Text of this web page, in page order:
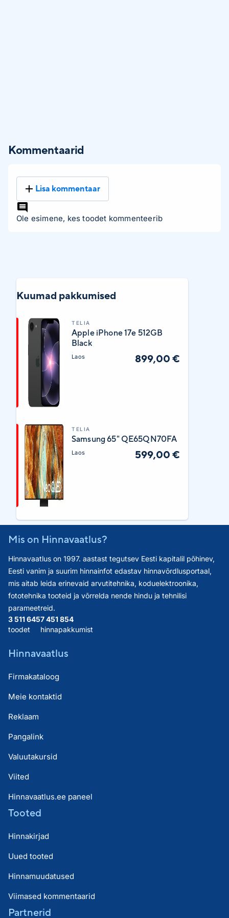
Kommentaarid
Lisa kommentaar
Ole esimene, kes toodet kommenteerib
Kuumad pakkumised
TELIA
Apple iPhone 17e 512GB
Black
Laos 899,00 €
TELIA
Samsung 65" QE65QN70FA
Laos 599,00 €
Mis on Hinnavaatlus?
Hinnavaatlus on 1997. aastast tegutsev Eesti kapitalil põhinev,
Eesti vanim ja suurim hinnainfot edastav hinnavõrdlusportaal,
mis aitab leida erinevaid arvutitehnika, koduelektroonika,
fototehnika tooteid ja võrrelda nende hindu ja tehnilisi
parameetreid.
3 511 645
toodet
7 451 854
hinnapakkumist
Hinnavaatlus
Firmakataloog
Meie kontaktid
Reklaam
Pangalink
Valuutakursid
Viited
Hinnavaatlus.ee paneel
Tooted
Hinnakirjad
Uued tooted
Hinnamuudatused
Viimased kommentaarid
Partnerid